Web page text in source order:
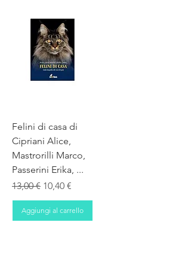
Felini di casa di
Cipriani Alice,
Mastrorilli Marco,
Passerini Erika, ...
Prezzo regolare
13,00 € Prezzo scontato
10,40 €
Aggiungi al carrello